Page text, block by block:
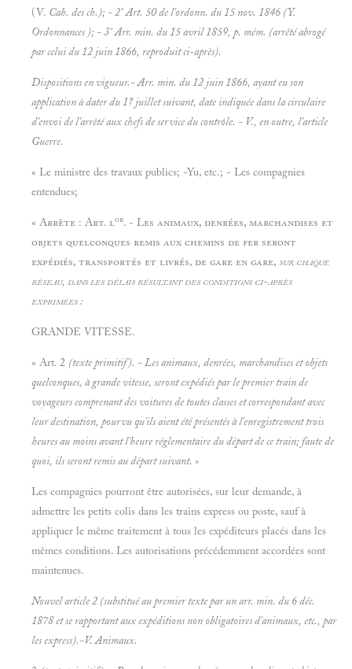
(V. Cah. des ch.); - 2° Art. 50 de l'ordonn. du 15 nov. 1846 (Y.
Ordonnances ); - 3° Arr. min. du 15 avril 1859, p. mém. (arrêté abrogé
par celui du 12 juin 1866, reproduit ci-après).
Dispositions en vigueur.- Arr. min. du 12 juin 1866, ayant eu son
application à dater du 1? juillet suivant, date indiquée dans la circulaire
d'envoi de l'arrêté aux chefs de service du contrôle. - V., en outre, l'article
Guerre.
« Le ministre des travaux publics; -Yu, etc.; - Les compagnies
entendues;
« Arrête : Art. lor. - Les animaux, denrées, marchandises et
objets quelconques remis aux chemins de fer seront
expédiés, transportés et livrés, de gare en gare, sur chaque
réseau, dans les délais résultant des conditions ci-après
exprimées :
GRANDE VITESSE.
« Art. 2 (texte primitif). - Les animaux, denrées, marchandises et objets
quelconques, à grande vitesse, seront expédiés par le premier train de
voyageurs comprenant des voitures de toutes classes et correspondant avec
leur destination, pourvu qu'ils aient été présentés à l'enregistrement trois
heures au moins avant l'heure réglementaire du départ de ce train; faute de
quoi, ils seront remis au départ suivant. »
Les compagnies pourront être autorisées, sur leur demande, à
admettre les petits colis dans les trains express ou poste, sauf à
appliquer le même traitement à tous les expéditeurs placés dans les
mêmes conditions. Les autorisations précédemment accordées sont
maintenues.
Nouvel article 2 (substitué au premier texte par un arr. min. du 6 déc.
1878 et se rapportant aux expéditions non obligatoires d'animaux, etc., par
lesexpress).-V.Animaux.